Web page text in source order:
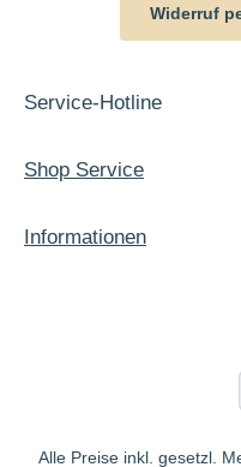
Widerruf
Service-Hotline
Shop Service
Informationen
Alle Preise inkl. gesetzl.